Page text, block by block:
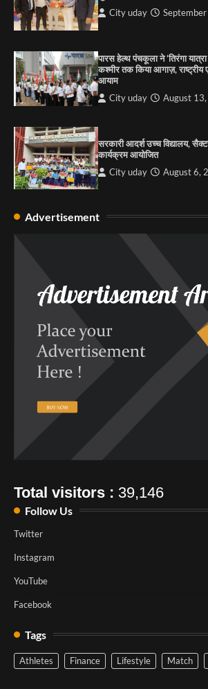
City uday
पारस हेल्थ पंचकूला ने ‘तिरंगा
कश्मीर तक किया आगाज़, राष्ट्रीय
आयाम
City uday August
सरकारी आदर्श उच्च विद्यालय,
कार्यक्रम आयोजित
City uday August 6,
Advertisement
Total visitors : 39,146
Follow Us
Twitter
Instagram
YouTube
Facebook
Tags
Athletes Finance Lifestyle Match